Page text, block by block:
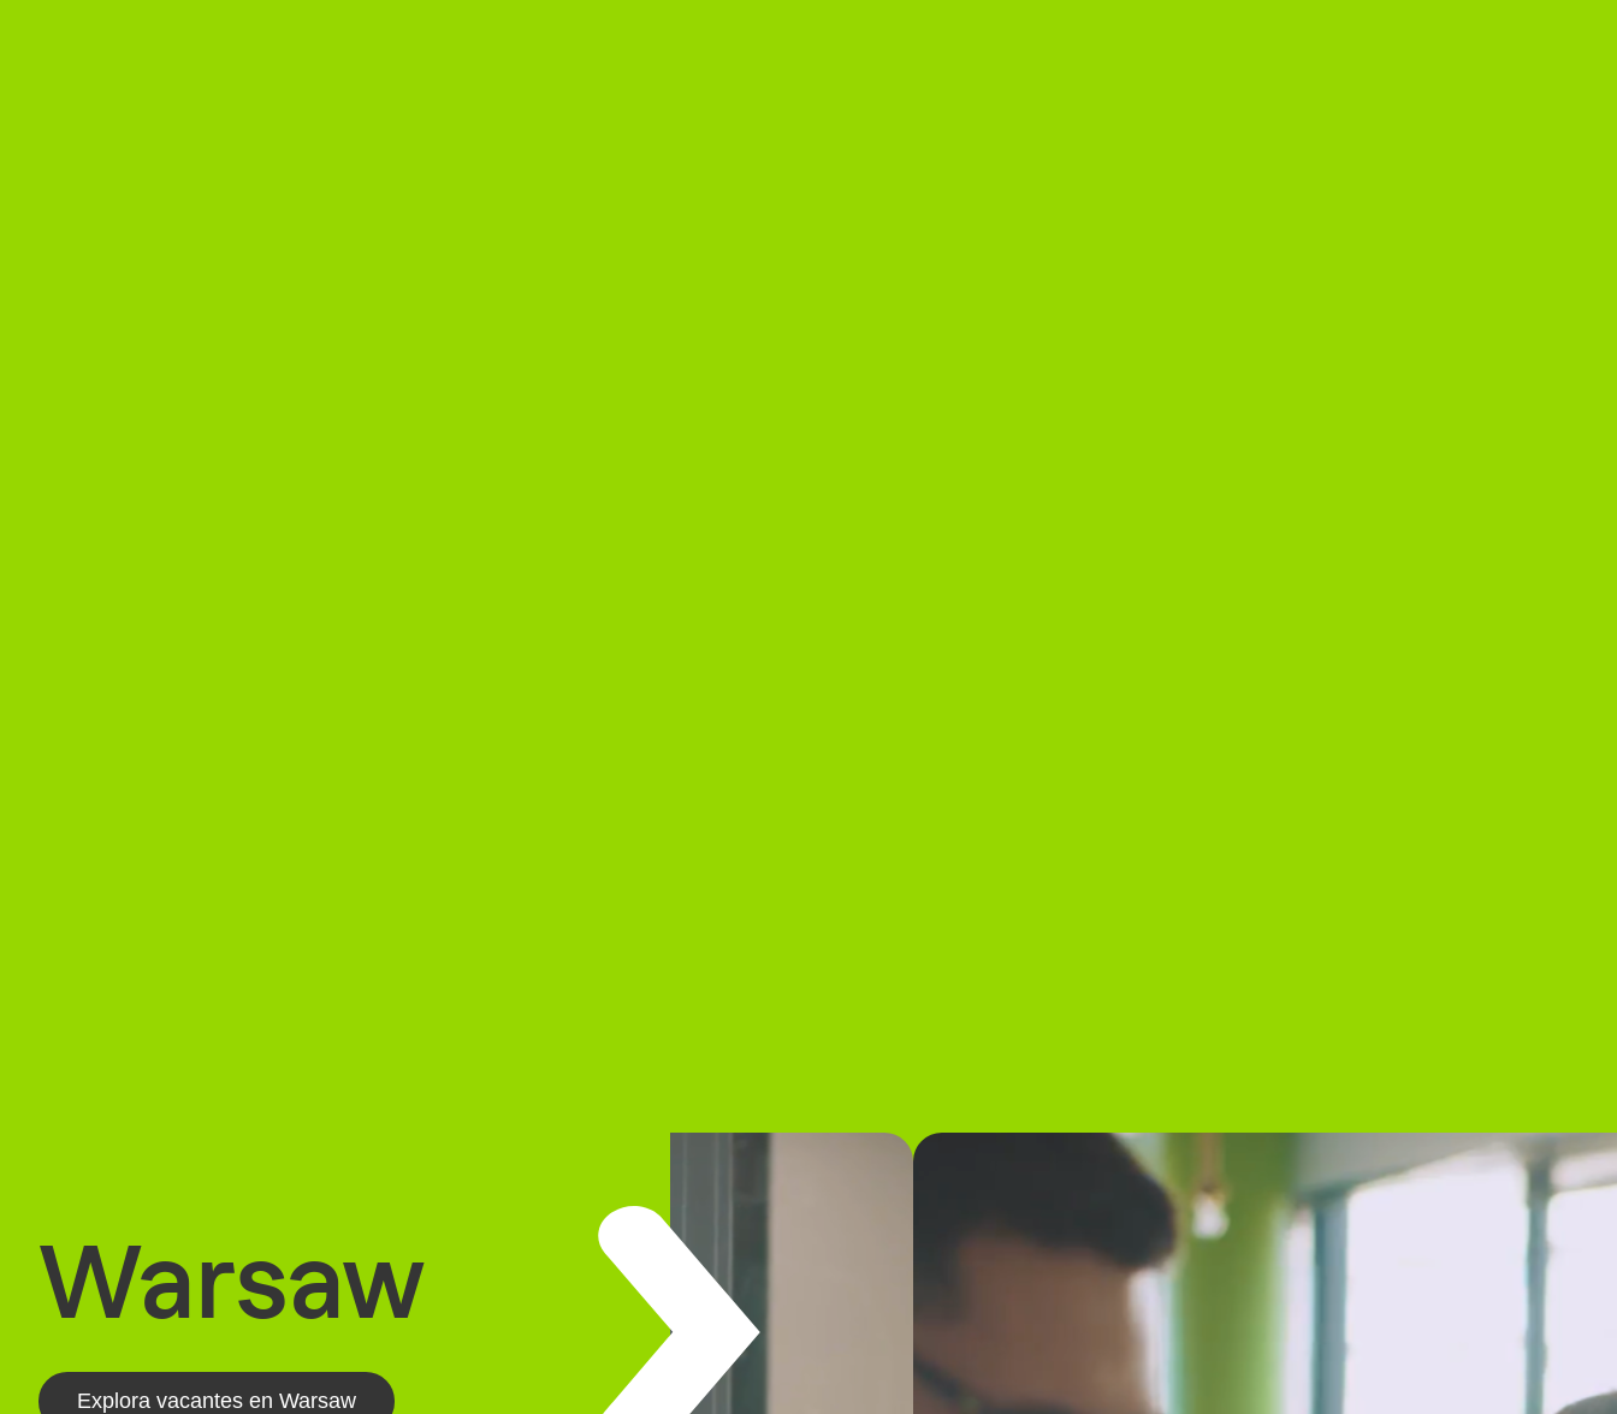
Warsaw
Explora vacantes en Warsaw